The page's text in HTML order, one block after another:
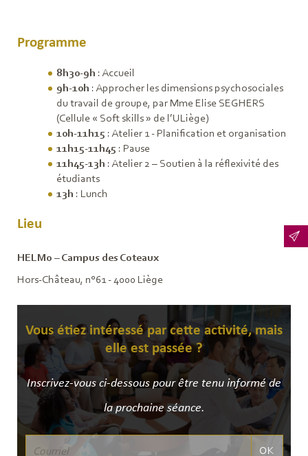
Programme
8h30-9h : Accueil
9h-10h : Approcher les dimensions psychosociales
du travail de groupe, par Mme Elise SEGHERS
(Cellule « Soft skills » de l’ULiège)
10h-11h15 : Atelier 1 - Planification et organisation
11h15-11h45 : Pause
11h45-13h : Atelier 2 – Soutien à la réflexivité des
étudiants
13h : Lunch
Lieu
HELMo – Campus des Coteaux
Hors-Château, n°61 - 4000 Liège
Vous étiez intéressé par cette activité, mais
elle est passée ?
Inscrivez-vous ci-dessous pour être tenu informé de
la prochaine séance.
OK